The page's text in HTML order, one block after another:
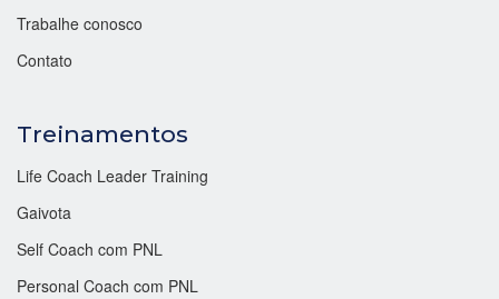
Trabalhe conosco
Contato
Treinamentos
Life Coach Leader Training
Gaivota
Self Coach com PNL
Personal Coach com PNL